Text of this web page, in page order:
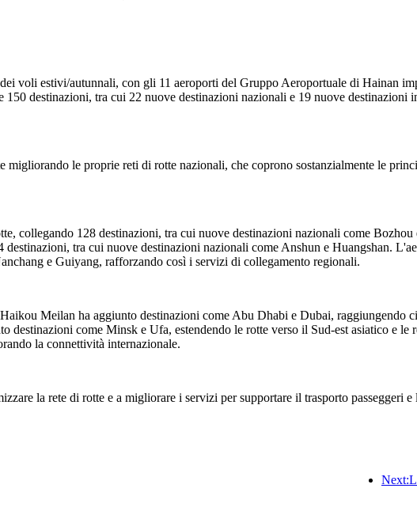
voli estivi/autunnali, con gli 11 aeroporti del Gruppo Aeroportuale di Hainan
destinazioni, tra cui 22 nuove destinazioni nazionali e 19 nuove destinazioni
le proprie reti di rotte nazionali, che coprono sostanzialmente le
collegando 128 destinazioni, tra cui nuove destinazioni nazionali come
tra cui nuove destinazioni nazionali come Anshun e Huangshan.
e Guiyang, rafforzando così i servizi di collegamento regionali.
Meilan ha aggiunto destinazioni come Abu Dhabi e Dubai, raggiungendo
come Minsk e Ufa, estendendo le rotte verso il Sud-est asiatico e le
la connettività internazionale.
la rete di rotte e a migliorare i servizi per supportare il trasporto passeggeri